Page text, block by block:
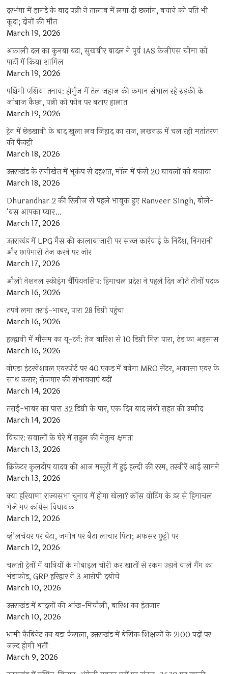
दरभंगा में झगड़े के बाद पत्नी ने तालाब में लगा दी छलांग, बचाने को पति भी
कूदा; दोनों की मौत
March 19, 2026
अकाली दल का कुनबा बढ़ा, सुखबीर बादल ने पूर्व IAS केजीएस चीमा को
पार्टी में किया शामिल
March 19, 2026
पश्चिमी एशिया तनाव: होर्मुज में तेल जहाज की कमान संभाल रहे रुड़की के
जांबाज कैप्टन, पत्नी को फोन पर बताए हालात
March 19, 2026
ट्रेन में छेड़खानी के बाद खुला लव जिहाद का राज, लखनऊ में चल रही मतांतरण
की फैक्ट्री
March 18, 2026
उत्तराखंड के रानीखेत में भूकंप से दहशत, मॉल में फंसे 20 घायलों को बचाया
March 18, 2026
Dhurandhar 2 की रिलीज से पहले भावुक हुए Ranveer Singh, बोले-
‘बस आपका प्यार…
March 17, 2026
उत्तराखंड में LPG गैस की कालाबाजारी पर सख्त कार्रवाई के निर्देश, निगरानी
और छापेमारी तेज करने पर जोर
March 17, 2026
औली नेशनल स्कीइंग चैंपियनशिप: हिमाचल प्रदेश ने पहले दिन जीते तीनों पदक
March 16, 2026
तपने लगा तराई-भाबर, पारा 28 डिग्री पहुंचा
March 16, 2026
हल्द्वानी में मौसम का यू-टर्न: तेज बारिश से 10 डिग्री गिरा पारा, ठंड का अहसास
March 16, 2026
नोएडा इंटरनेशनल एयरपोर्ट पर 40 एकड़ में बनेगा MRO सेंटर, अकासा एयर के
साथ करार; रोजगार की संभावनाएं बढ़ीं
March 14, 2026
तराई-भाबर का पारा 32 डिग्री के पार, एक दिन बाद लंबी राहत की उम्मीद
March 14, 2026
विचार: सवालों के घेरे में राहुल की नेतृत्व क्षमता
March 13, 2026
क्रिकेटर कुलदीप यादव की आज मसूरी में हुई हल्दी की रस्म, तस्वीरें आई सामने
March 13, 2026
क्या हरियाणा राज्यसभा चुनाव में होगा खेला? क्रॉस वोटिंग के डर से हिमाचल
भेजे गए कांग्रेस विधायक
March 12, 2026
व्हीलचेयर पर बेटा, जमीन पर बैठा लाचार पिता; अफसर छुट्टी पर
March 12, 2026
चलती ट्रेनों में यात्रियों के मोबाइल चोरी कर खातों से रकम उड़ाने वाले गैंग का
भंडाफोड़, GRP हरिद्वार ने 3 आरोपी दबोचे
March 10, 2026
उत्तराखंड में बादलों की आंख-मिचौली, बारिश का इंतजार
March 10, 2026
धामी कैबिनेट का बड़ा फैसला, उत्तराखंड में बेसिक शिक्षकों के 2100 पदों पर
जल्द होगी भर्ती
March 9, 2026